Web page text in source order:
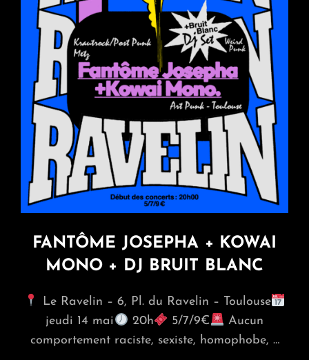
FANTÔME JOSEPHA + KOWAI
MONO + DJ BRUIT BLANC
Le Ravelin – 6, Pl. du Ravelin – Toulouse
jeudi 14 mai
20h 5/7/9€
Aucun
comportement raciste, sexiste, homophobe, …